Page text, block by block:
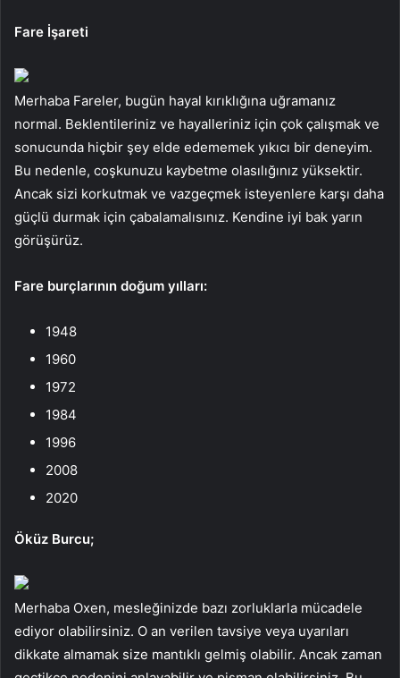
Fare İşareti
Merhaba Fareler, bugün hayal kırıklığına uğramanız
normal. Beklentileriniz ve hayalleriniz için çok çalışmak ve
sonucunda hiçbir şey elde edememek yıkıcı bir deneyim.
Bu nedenle, coşkunuzu kaybetme olasılığınız yüksektir.
Ancak sizi korkutmak ve vazgeçmek isteyenlere karşı daha
güçlü durmak için çabalamalısınız. Kendine iyi bak yarın
görüşürüz.
Fare burçlarının doğum yılları:
1948
1960
1972
1984
1996
2008
2020
Öküz Burcu;
Merhaba Oxen, mesleğinizde bazı zorluklarla mücadele
ediyor olabilirsiniz. O an verilen tavsiye veya uyarıları
dikkate almamak size mantıklı gelmiş olabilir. Ancak zaman